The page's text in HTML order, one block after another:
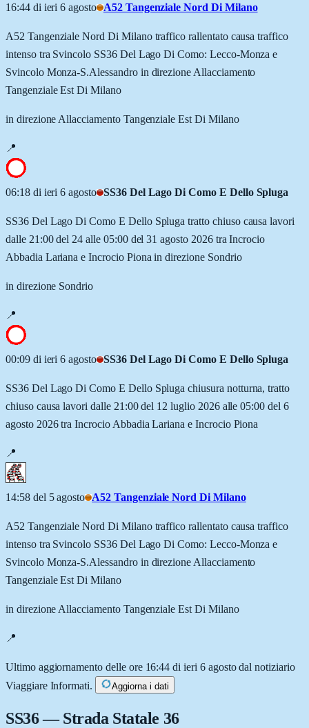
16:44 di ieri 6 agosto A52 Tangenziale Nord Di Milano
A52 Tangenziale Nord Di Milano traffico rallentato causa traffico
intenso tra Svincolo SS36 Del Lago Di Como: Lecco-Monza e
Svincolo Monza-S.Alessandro in direzione Allacciamento
Tangenziale Est Di Milano
in direzione Allacciamento Tangenziale Est Di Milano
📍
06:18 di ieri 6 agosto SS36 Del Lago Di Como E Dello Spluga
SS36 Del Lago Di Como E Dello Spluga tratto chiuso causa lavori
dalle 21:00 del 24 alle 05:00 del 31 agosto 2026 tra Incrocio
Abbadia Lariana e Incrocio Piona in direzione Sondrio
in direzione Sondrio
📍
00:09 di ieri 6 agosto SS36 Del Lago Di Como E Dello Spluga
SS36 Del Lago Di Como E Dello Spluga chiusura notturna, tratto
chiuso causa lavori dalle 21:00 del 12 luglio 2026 alle 05:00 del 6
agosto 2026 tra Incrocio Abbadia Lariana e Incrocio Piona
📍
14:58 del 5 agosto A52 Tangenziale Nord Di Milano
A52 Tangenziale Nord Di Milano traffico rallentato causa traffico
intenso tra Svincolo SS36 Del Lago Di Como: Lecco-Monza e
Svincolo Monza-S.Alessandro in direzione Allacciamento
Tangenziale Est Di Milano
in direzione Allacciamento Tangenziale Est Di Milano
📍
Ultimo aggiornamento delle ore 16:44 di ieri 6 agosto dal notiziario
Viaggiare Informati.
Aggiorna i dati
SS36— Strada Statale 36